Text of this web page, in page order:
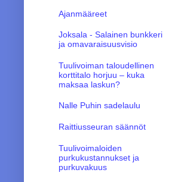
Ajanmääreet
Joksala - Salainen bunkkeri
ja omavaraisuusvisio
Tuulivoiman taloudellinen
korttitalo horjuu – kuka
maksaa laskun?
Nalle Puhin sadelaulu
Raittiusseuran säännöt
Tuulivoimaloiden
purkukustannukset ja
purkuvakuus